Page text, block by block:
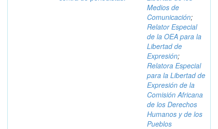
Medios de
Comunicación;
Relator Especial
de la OEA para la
Libertad de
Expresión;
Relatora Especial
para la Libertad de
Expresión de la
Comisión Africana
de los Derechos
Humanos y de los
Pueblos